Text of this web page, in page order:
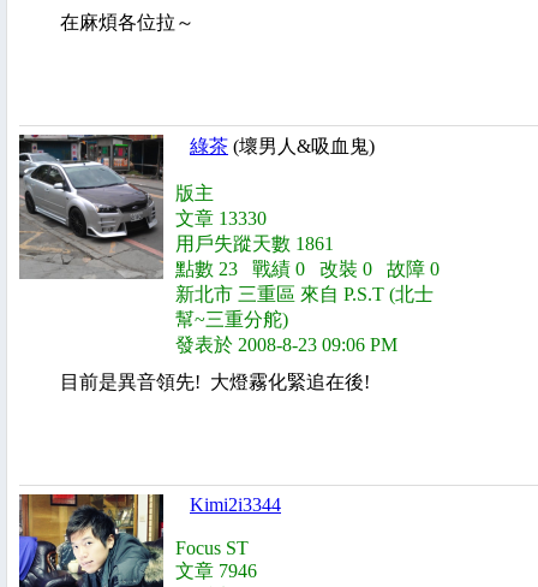
在麻煩各位拉～
綠茶 (壞男人&吸血鬼)
版主
文章 13330
用戶失蹤天數 1861
點數 23 戰績 0 改裝 0 故障 0
新北市 三重區 來自 P.S.T (北士
幫~三重分舵)
發表於 2008-8-23 09:06 PM
目前是異音領先! 大燈霧化緊追在後!
Kimi2i3344
Focus ST
文章 7946